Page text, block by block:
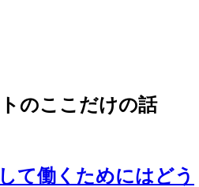
のここだけの話
て働くためにはどう